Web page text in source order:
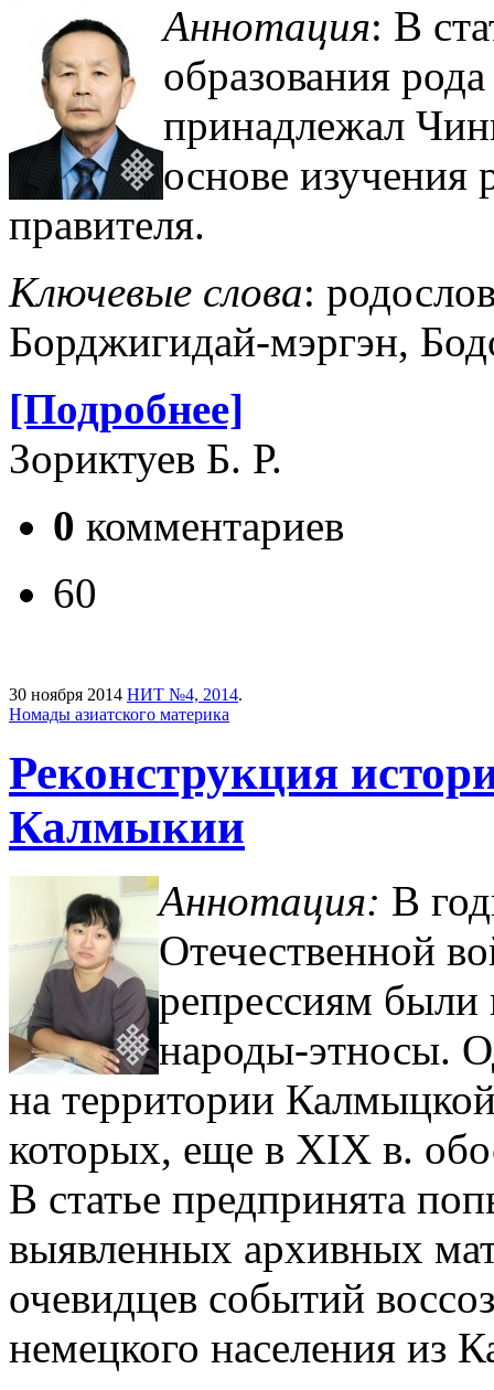
Аннотация: В
образования
принадлежал
основе изучения
правителя.
Ключевые слова:
Борджигидай-мэргэн,
[Подробнее]
Зориктуев Б. Р.
0 комментариев
60
30 ноября 2014 НИТ №4, 2014.
Номады азиатского материка
Реконструкция
Калмыкии
Аннотация: В
Отечественной
репрессиям
народы-этносы.
на территории
которых, еще в XIX в.
В статье предпринята
выявленных архивных
очевидцев событий
немецкого населения из